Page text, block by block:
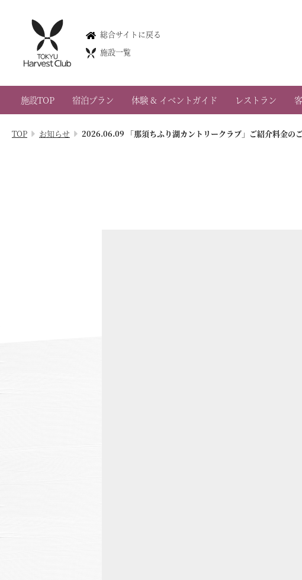
総合サイトに戻る
施設一覧
施設TOP 宿泊プラン 体験 & イベントガイド レストラン
那須
会員権のご案内
TOP
TOP お知らせ 2026.06.09 「那須ちふり湖カントリークラブ」ご紹介料金の